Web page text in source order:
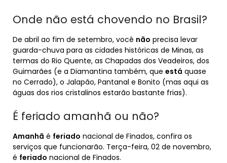
Onde não está chovendo no Brasil?
De abril ao fim de setembro, você não precisa levar
guarda-chuva para as cidades históricas de Minas, as
termas do Rio Quente, as Chapadas dos Veadeiros, dos
Guimarães (e a Diamantina também, que está quase
no Cerrado), o Jalapão, Pantanal e Bonito (mas aqui as
águas dos rios cristalinos estarão bastante frias).
É feriado amanhã ou não?
Amanhã é feriado nacional de Finados, confira os
serviços que funcionarão. Terça-feira, 02 de novembro,
é feriado nacional de Finados.